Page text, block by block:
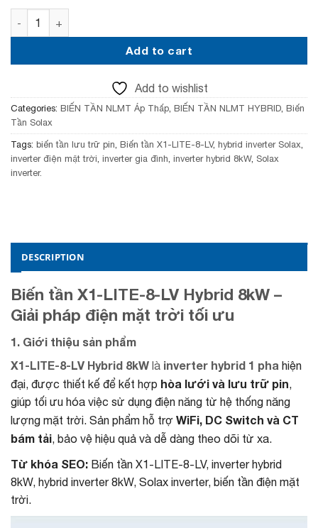
:
5
0
0
0
0
0
2
,
0
0
,
0
0
₫
.
Biến tần X1-LITE-8-LV Hybrid 8kW quantity
Add to cart
Add to wishlist
Categories: BIẾN TẦN NLMT Áp Thấp BIẾN TẦN NLMT HYBRID Biến
Tần Solax
Tags: biến tần lưu trữ pin Biến tần X1-LITE-8-LV, hybrid inverter Solax
inverter điện mặt trời inverter gia đình inverter hybrid 8kW, Solax
inverter.
DESCRIPTION
Biến tần X1-LITE-8-LV Hybrid 8kW –
Giải pháp điện mặt trời tối ưu
1. Giới thiệu sản phẩm
X1-LITE-8-LV Hybrid 8kW là inverter hybrid 1 pha hiện
đại, được thiết kế để kết hợp hòa lưới và lưu trữ pin,
giúp tối ưu hóa việc sử dụng điện năng từ hệ thống năng
lượng mặt trời. Sản phẩm hỗ trợ WiFi, DC Switch và CT
bám tải, bảo vệ hiệu quả và dễ dàng theo dõi từ xa.
Từ khóa SEO: Biến tần X1-LITE-8-LV, inverter hybrid
8kW, hybrid inverter 8kW, Solax inverter, biến tần điện mặt
trời.